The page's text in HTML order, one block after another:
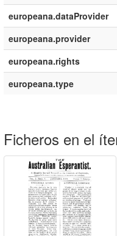
europeana.dataProvider
europeana.provider
europeana.rights
europeana.type
Ficheros en el